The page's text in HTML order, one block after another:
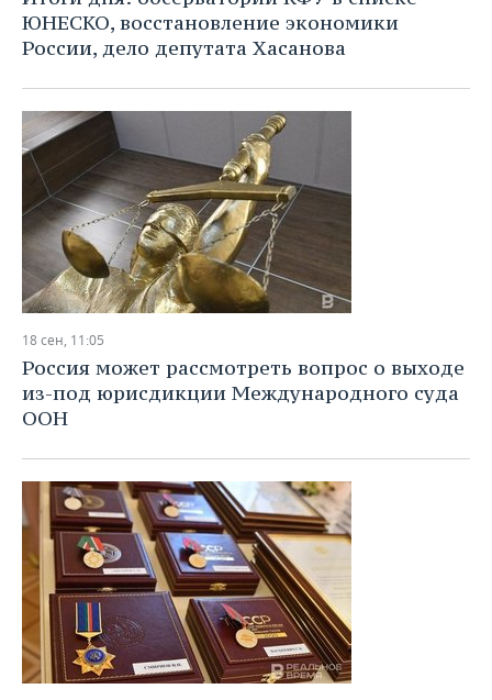
ЮНЕСКО, восстановление экономики
России, дело депутата Хасанова
18 сен, 11:05
Россия может рассмотреть вопрос о выходе
из-под юрисдикции Международного суда
ООН